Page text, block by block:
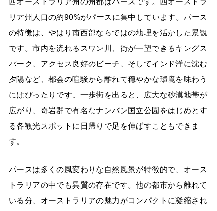
西オーストラリア州の州都はパースです。西オーストラ
リア州人口の約90%がパースに集中しています。パース
の特徴は、やはり南西部ならではの地理を活かした景観
です。市内を流れるスワン川、街が一望できるキングス
パーク、アクセス良好のビーチ、そしてインド洋に沈む
夕陽など、都会の喧騒から離れて穏やかな環境を味わう
にはぴったりです。一歩街を出ると、広大な砂漠地帯が
広がり、奇岩群で有名なナンバン国立公園をはじめとす
る各観光スポットに日帰りで足を伸ばすこともできま
す。
パースは多くの風変わりな自然風景が特徴的で、オース
トラリアの中でも異質の存在です。他の都市から離れて
いる分、オーストラリアの魅力がコンパクトに凝縮され